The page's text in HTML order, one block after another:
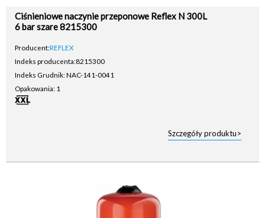
Ciśnieniowe naczynie przeponowe Reflex N 300L
6 bar szare 8215300
Producent:REFLEX
Indeks producenta:8215300
Indeks Grudnik: NAC-141-0041
Opakowania: 1
Szczegóły produktu>